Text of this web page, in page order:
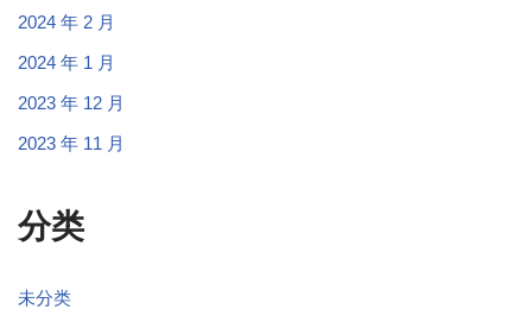
2024 年 2 月
2024 年 1 月
2023 年 12 月
2023 年 11 月
分类
未分类